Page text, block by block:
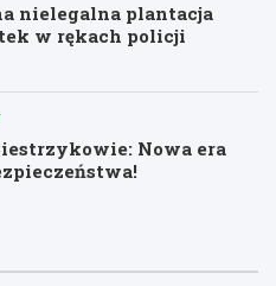
nielegalna plantacja
w rękach policji
Nowa era